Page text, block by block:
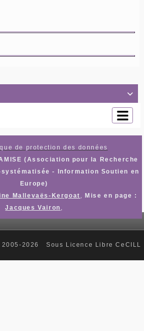

de protection des données
(Association pour la Recherche
- Information Soutien en
Europe)
Mallevaës-Kergoat , Mise en page :
Jacques Vairon ,
2026 Sous Licence Libre CeCILL